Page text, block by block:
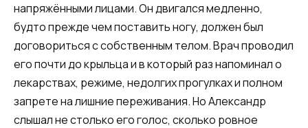
напряжёнными лицами. Он двигался медленно,
будто прежде чем поставить ногу, должен был
договориться с собственным телом. Врач проводил
его почти до крыльца и в который раз напоминал о
лекарствах, режиме, недолгих прогулках и полном
запрете на лишние переживания. Но Александр
слышал не столько его голос, сколько ровное